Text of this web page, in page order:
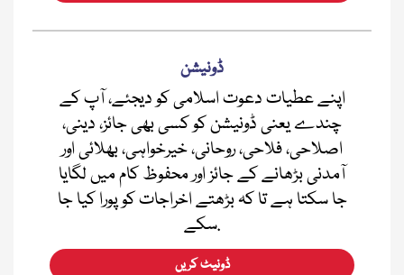
ڈونیشن
اپنے عطیات دعوت اسلامی کو دیجئے، آپ کے
چندے یعنی ڈونیشن کو کسی بھی جائز، دینی،
اصلاحی، فلاحی، روحانی، خیرخواہی، بھلائی اور
آمدنی بڑھانے کے جائز اور محفوظ کام میں لگایا
جا سکتا ہے تا کہ بڑھتے اخراجات کو پورا کیا جا
سکے.
ڈونیٹ کریں